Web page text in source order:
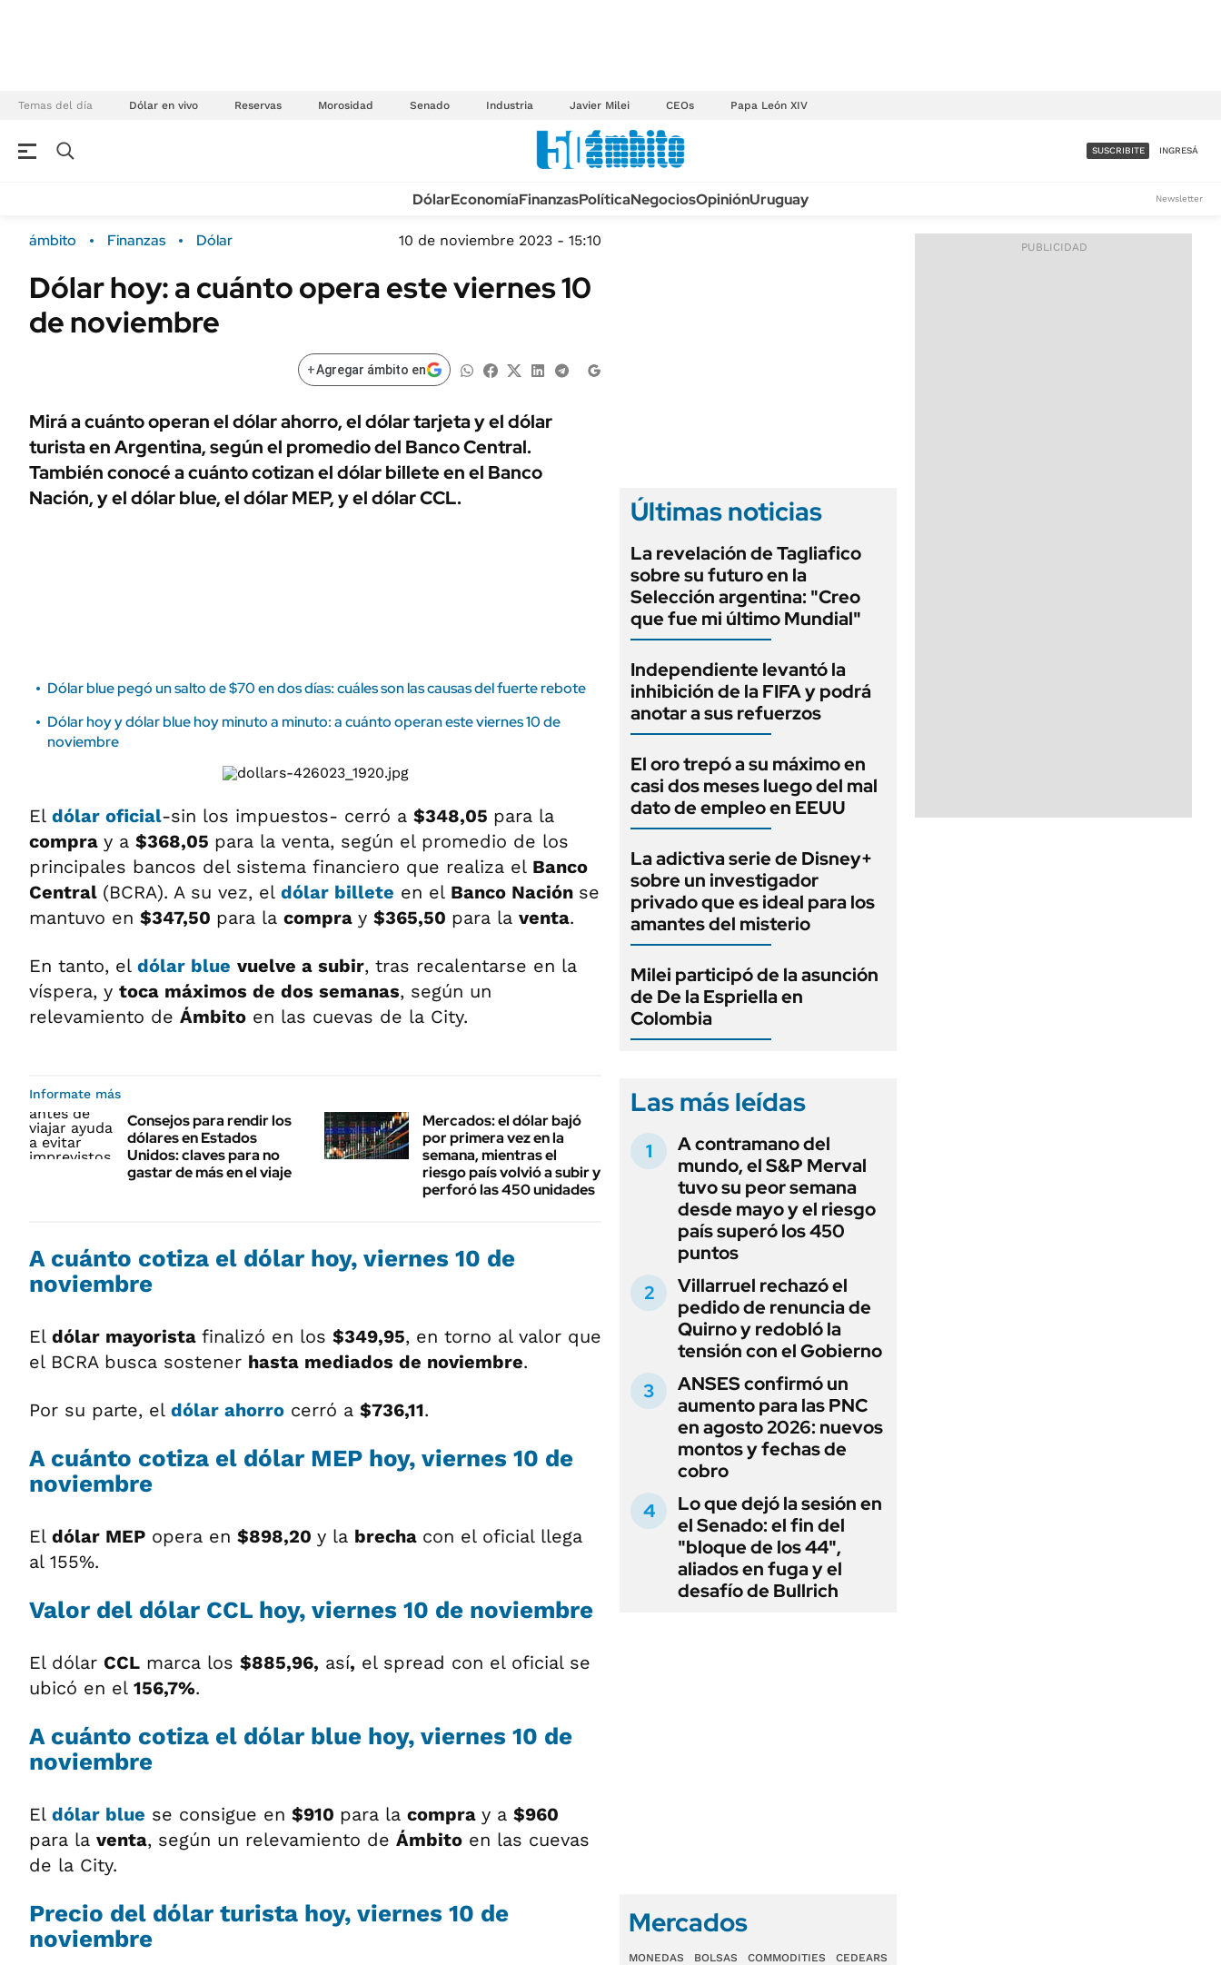
Temas del día Dólar en vivo Reservas Morosidad Senado Industria Javier Milei CEOs Papa León XIV
Campo
FINANZAS
ÁMBITO DEBATE
MEDIAKIT AMBITO DEBATE
Sustentabilidad
POLÍTICA
URUGUAY
TECNOLOGÍA
MÉXICO
MUNDO
LIFESTYLE
AUTOS
ACCESO FULL - $1.800/MES
SUSCRIBITE INGRESÁ
DólarEconomíaFinanzasPolíticaNegociosOpiniónUruguay Newsletter
ámbito Finanzas Dólar 10 de noviembre 2023 - 15:10
Dólar hoy: a cuánto opera este viernes 10
de noviembre
+Agregar ámbito en
Mirá a cuánto operan el dólar ahorro, el dólar tarjeta y el dólar
turista en Argentina, según el promedio del Banco Central.
También conocé a cuánto cotizan el dólar billete en el Banco
Nación, y el dólar blue, el dólar MEP, y el dólar CCL.
Dólar blue pegó un salto de $70 en dos días: cuáles son las causas del fuerte rebote
Dólar hoy y dólar blue hoy minuto a minuto: a cuánto operan este viernes 10 de
noviembre
El dólar oficial-sin los impuestos- cerró a $348,05 para la
compra y a $368,05 para la venta, según el promedio de los
principales bancos del sistema financiero que realiza el Banco
Central (BCRA). A su vez, el dólar billete en el Banco Nación se
mantuvo en $347,50 para la compra y $365,50 para la venta.
En tanto, el dólar blue vuelve a subir, tras recalentarse en la
víspera, y toca máximos de dos semanas, según un
relevamiento de Ámbito en las cuevas de la City.
Informate más
Consejos para rendir los
dólares en Estados
Unidos: claves para no
gastar de más en el viaje
Mercados: el dólar bajó
por primera vez en la
semana, mientras el
riesgo país volvió a subir y
perforó las 450 unidades
A cuánto cotiza el dólar hoy, viernes 10 de
noviembre
El dólar mayorista finalizó en los $349,95, en torno al valor que
el BCRA busca sostener hasta mediados de noviembre.
Por su parte, el dólar ahorro cerró a $736,11.
A cuánto cotiza el dólar MEP hoy, viernes 10 de
noviembre
El dólar MEP opera en $898,20 y la brecha con el oficial llega
al 155%.
Valor del dólar CCL hoy, viernes 10 de noviembre
El dólar CCL marca los $885,96, así, el spread con el oficial se
ubicó en el 156,7%.
A cuánto cotiza el dólar blue hoy, viernes 10 de
noviembre
El dólar blue se consigue en $910 para la compra y a $960
para la venta, según un relevamiento de Ámbito en las cuevas
de la City.
Precio del dólar turista hoy, viernes 10 de
noviembre
Últimas noticias
La revelación de Tagliafico
sobre su futuro en la
Selección argentina: "Creo
que fue mi último Mundial"
Independiente levantó la
inhibición de la FIFA y podrá
anotar a sus refuerzos
El oro trepó a su máximo en
casi dos meses luego del mal
dato de empleo en EEUU
La adictiva serie de Disney+
sobre un investigador
privado que es ideal para los
amantes del misterio
Milei participó de la asunción
de De la Espriella en
Colombia
Las más leídas
A contramano del
mundo, el S&P Merval
tuvo su peor semana
desde mayo y el riesgo
país superó los 450
puntos
Villarruel rechazó el
pedido de renuncia de
Quirno y redobló la
tensión con el Gobierno
ANSES confirmó un
aumento para las PNC
en agosto 2026: nuevos
montos y fechas de
cobro
Lo que dejó la sesión en
el Senado: el fin del
"bloque de los 44",
aliados en fuga y el
desafío de Bullrich
Mercados
MONEDAS BOLSAS COMMODITIES CEDEARS